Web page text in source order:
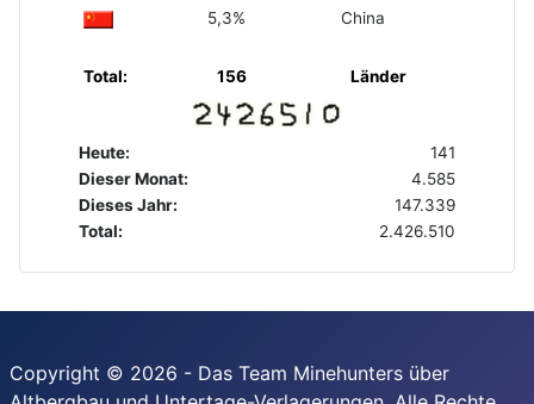
5,3%
China
Total: 156 Länder
Heute:
141
Dieser Monat:
4.585
Dieses Jahr:
147.339
Total:
2.426.510
Copyright © 2026 - Das Team Minehunters über